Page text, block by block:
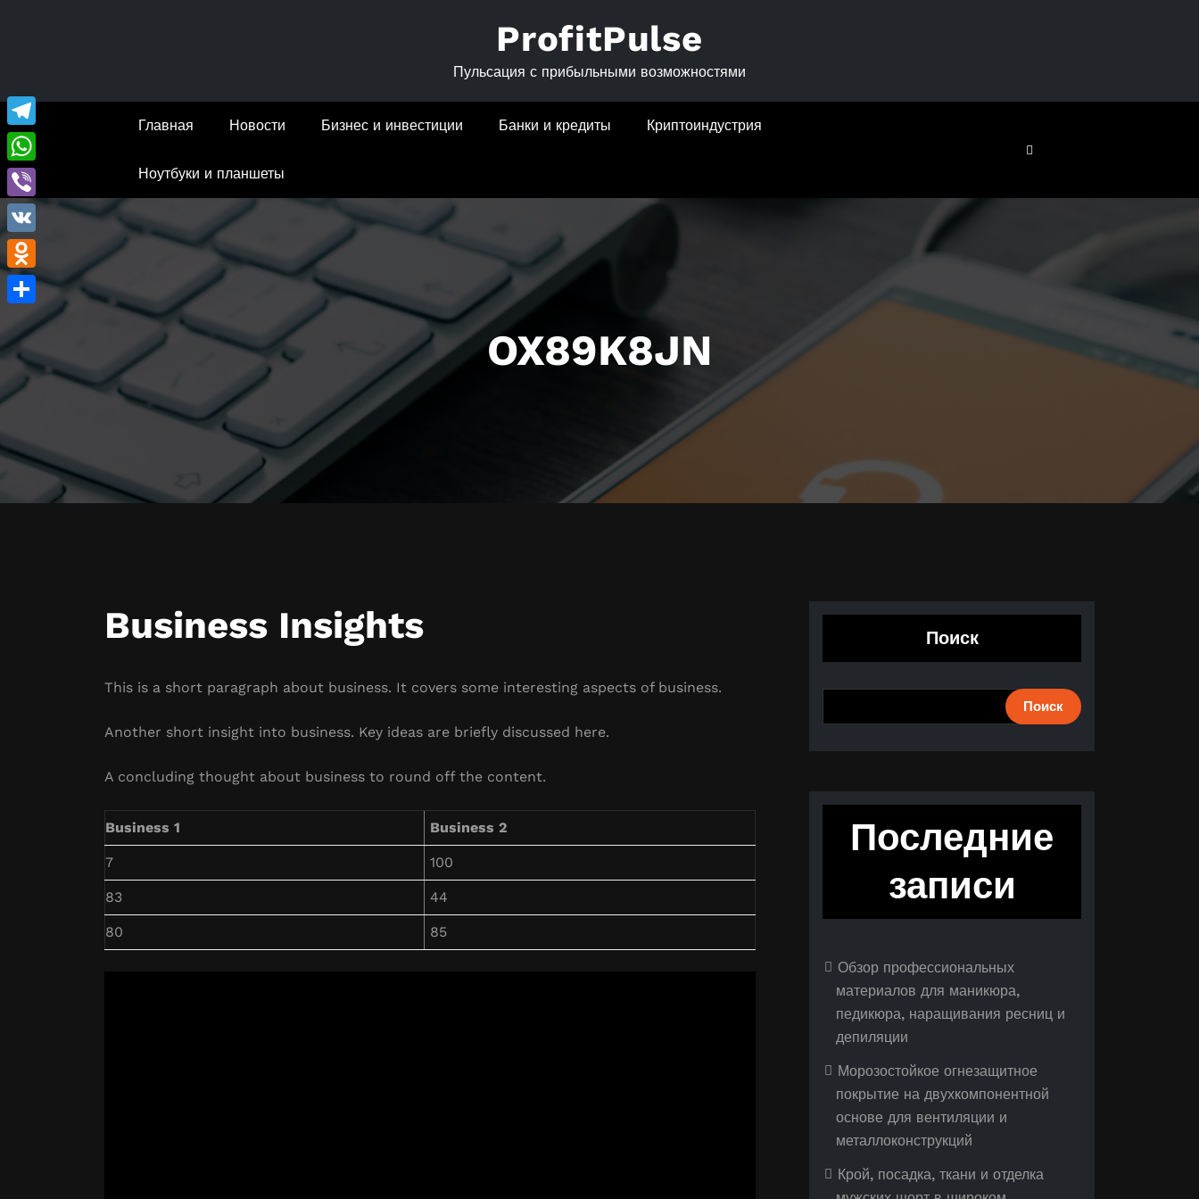
ProfitPulse
Пульсация с прибыльными возможностями
Главная Новости Бизнес и инвестиции Банки и кредиты Криптоиндустрия
Ноутбуки и планшеты
OX89K8JN
Business Insights
This is a short paragraph about business. It covers some interesting aspects of business.
Another short insight into business. Key ideas are briefly discussed here.
A concluding thought about business to round off the content.
Business 1 Business 2
7 100
83 44
80 85
Поиск
Поиск
Последние
записи
Обзор профессиональных
материалов для маникюра,
педикюра, наращивания ресниц и
депиляции
Морозостойкое огнезащитное
покрытие на двухкомпонентной
основе для вентиляции и
металлоконструкций
Крой, посадка, ткани и отделка
Telegram
WhatsApp
Viber
VK
Odnoklassniki
Отправить